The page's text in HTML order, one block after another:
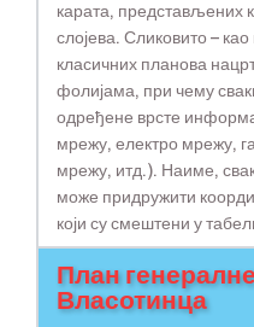
карата, представљених
слојева. Сликовито –
класичних планова
фолијама, при чему
одређене врсте
мрежу, електро мрежу,
мрежу, итд.). Наиме,
може придружити
који су смештени у
План
Власотинца